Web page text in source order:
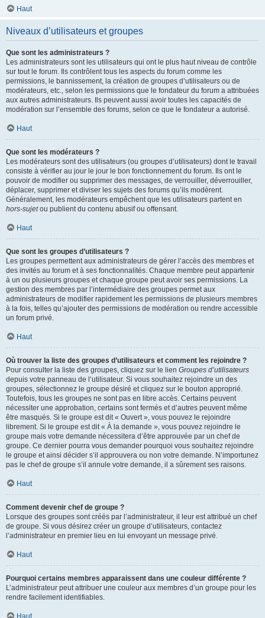
Haut
Niveaux d’utilisateurs et groupes
Que sont les administrateurs ?
Les administrateurs sont les utilisateurs qui ont le plus haut niveau de contrôle
sur tout le forum. Ils contrôlent tous les aspects du forum comme les
permissions, le bannissement, la création de groupes d’utilisateurs ou de
modérateurs, etc., selon les permissions que le fondateur du forum a attribuées
aux autres administrateurs. Ils peuvent aussi avoir toutes les capacités de
modération sur l’ensemble des forums, selon ce que le fondateur a autorisé.
Haut
Que sont les modérateurs ?
Les modérateurs sont des utilisateurs (ou groupes d’utilisateurs) dont le travail
consiste à vérifier au jour le jour le bon fonctionnement du forum. Ils ont le
pouvoir de modifier ou supprimer des messages, de verrouiller, déverrouiller,
déplacer, supprimer et diviser les sujets des forums qu’ils modèrent.
Généralement, les modérateurs empêchent que les utilisateurs partent en
hors-sujetou publient du contenu abusif ou offensant.
Haut
Que sont les groupes d’utilisateurs ?
Les groupes permettent aux administrateurs de gérer l’accès des membres et
des invités au forum et à ses fonctionnalités. Chaque membre peut appartenir
à un ou plusieurs groupes et chaque groupe peut avoir ses permissions. La
gestion des membres par l’intermédiaire des groupes permet aux
administrateurs de modifier rapidement les permissions de plusieurs membres
à la fois, telles qu’ajouter des permissions de modération ou rendre accessible
un forum privé.
Haut
Où trouver la liste des groupes d’utilisateurs et comment les rejoindre ?
Pour consulter la liste des groupes, cliquez sur le lien Groupes d’utilisateurs
depuis votre panneau de l’utilisateur. Si vous souhaitez rejoindre un des
groupes, sélectionnez le groupe désiré et cliquez sur le bouton approprié.
Toutefois, tous les groupes ne sont pas en libre accès. Certains peuvent
nécessiter une approbation, certains sont fermés et d’autres peuvent même
être masqués. Si le groupe est dit « Ouvert », vous pouvez le rejoindre
librement. Si le groupe est dit « À la demande », vous pouvez rejoindre le
groupe mais votre demande nécessitera d’être approuvée par un chef de
groupe. Ce dernier pourra vous demander pourquoi vous souhaitez rejoindre
le groupe et ainsi décider s’il approuvera ou non votre demande. N’importunez
pas le chef de groupe s’il annule votre demande, il a sûrement ses raisons.
Haut
Comment devenir chef de groupe ?
Lorsque des groupes sont créés par l’administrateur, il leur est attribué un chef
de groupe. Si vous désirez créer un groupe d’utilisateurs, contactez
l’administrateur en premier lieu en lui envoyant un message privé.
Haut
Pourquoi certains membres apparaissent dans une couleur différente ?
L’administrateur peut attribuer une couleur aux membres d’un groupe pour les
rendre facilement identifiables.
Haut